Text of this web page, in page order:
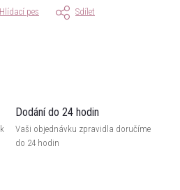
Hlídací pes Sdílet
Dodání do 24 hodin
Vaši objednávku zpravidla doručíme
do 24 hodin